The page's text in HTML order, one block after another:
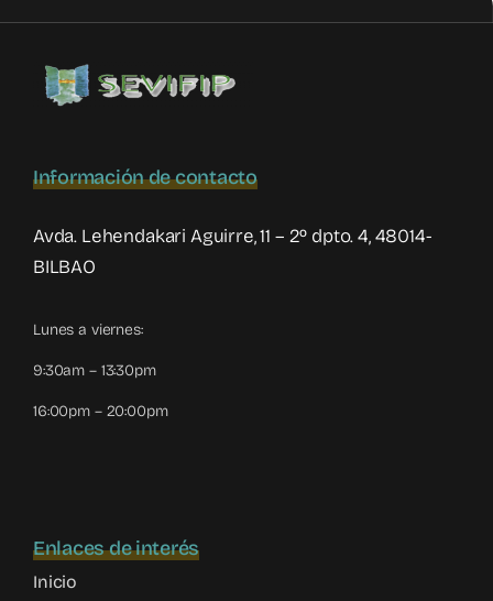
Información de contacto
Avda. Lehendakari Aguirre, 11 – 2º dpto. 4, 48014-
BILBAO
Lunes a viernes:
9:30am – 13:30pm
16:00pm – 20:00pm
Enlaces de interés
Inicio